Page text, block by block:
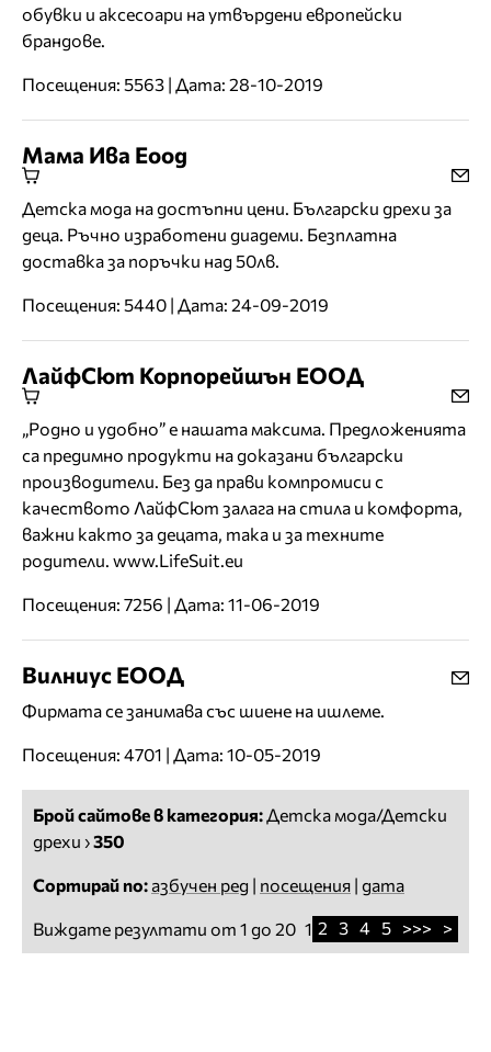
обувки и аксесоари на утвърдени европейски
брандове.
Посещения: 5563 | Дата: 28-10-2019
Мама Ива Еоод
Детска мода на достъпни цени. Български дрехи за
деца. Ръчно изработени диадеми. Безплатна
доставка за поръчки над 50лв.
Посещения: 5440 | Дата: 24-09-2019
ЛайфСют Корпорейшън ЕООД
„Родно и удобно” е нашата максима. Предложенията
са предимно продукти на доказани български
производители. Без да прави компромиси с
качеството ЛайфСют залага на стила и комфорта,
важни както за децата, така и за техните
родители. www.LifeSuit.eu
Посещения: 7256 | Дата: 11-06-2019
Вилниус ЕООД
Фирмата се занимава със шиене на ишлеме.
Посещения: 4701 | Дата: 10-05-2019
Брой сайтове в категория:Детска мода/Детски
дрехи ›350
Сортирай по: азбучен ред | посещения | дата
Виждате резултати от 1 до 20 1 2 3 4 5 >>> >